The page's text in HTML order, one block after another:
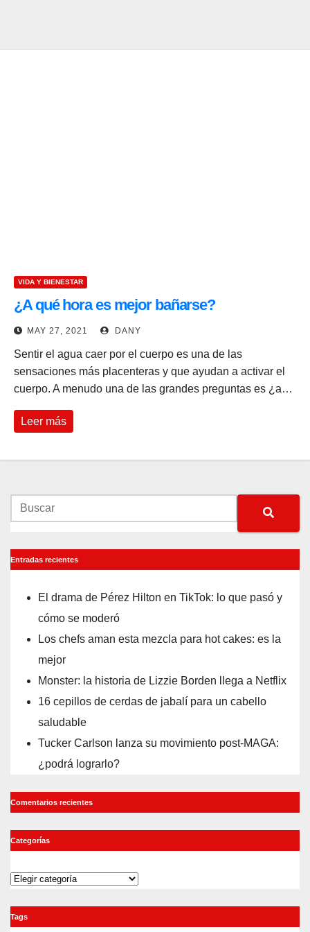
VIDA Y BIENESTAR
¿A qué hora es mejor bañarse?
MAY 27, 2021 DANY
Sentir el agua caer por el cuerpo es una de las
sensaciones más placenteras y que ayudan a activar el
cuerpo. A menudo una de las grandes preguntas es ¿a…
Leer más
Entradas recientes
El drama de Pérez Hilton en TikTok: lo que pasó y
cómo se moderó
Los chefs aman esta mezcla para hot cakes: es la
mejor
Monster: la historia de Lizzie Borden llega a Netflix
16 cepillos de cerdas de jabalí para un cabello
saludable
Tucker Carlson lanza su movimiento post-MAGA:
¿podrá lograrlo?
Comentarios recientes
Categorías
Categorías
Tags